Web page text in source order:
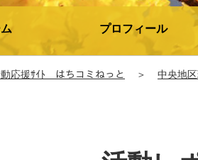
プロフィール
動応援ｻｲﾄ はちコミねっと ＞ 中央地